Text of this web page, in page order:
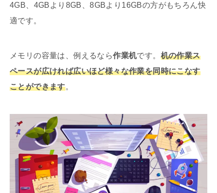
4GB、4GBより8GB、8GBより16GBの方がもちろん快
適です。
メモリの容量は、例えるなら作業机です。 机の作業ス
ペースが広ければ広いほど様々な作業を同時にこなす
ことができます。